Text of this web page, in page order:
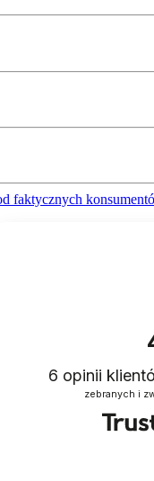
faktycznych
6 opinii
zebranych i